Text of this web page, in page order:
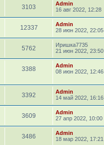
3103
Admin
16 авг 2022, 12:28
12337
Admin
28 июн 2022, 22:05
5762
Иришка7735
21 июн 2022, 23:50
3388
Admin
08 июн 2022, 12:46
3392
Admin
14 май 2022, 16:16
3609
Admin
27 апр 2022, 10:00
3486
Admin
18 мар 2022, 17:21